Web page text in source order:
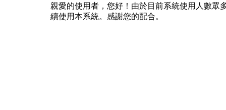
親愛的使用者，您好！由於目前系統使用人數眾
續使用本系統。感謝您的配合。